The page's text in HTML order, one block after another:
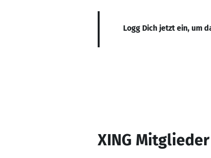
Logg Dich jetzt ein, um
XING